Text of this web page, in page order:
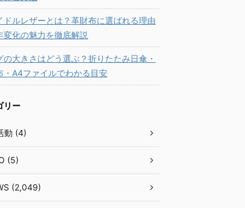
ドルレザーとは？革財布に選ばれる理由
変化の魅力を徹底解説
の大きさはどう選ぶ？折りたたみ日傘・
・A4ファイルでわかる目安
リー
動 (4)
(5)
(2,049)